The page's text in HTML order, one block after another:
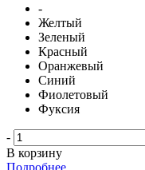
-
Желтый
Зеленый
Красный
Оранжевый
Синий
Фиолетовый
Фуксия
-
В корзину
Подробнее